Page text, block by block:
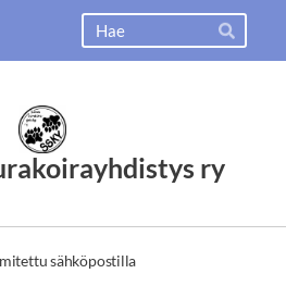
Hae
ry
sähköpostilla